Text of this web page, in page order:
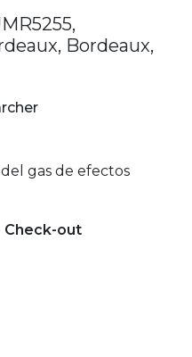
Bordeaux,
gas de efectos
Check-out